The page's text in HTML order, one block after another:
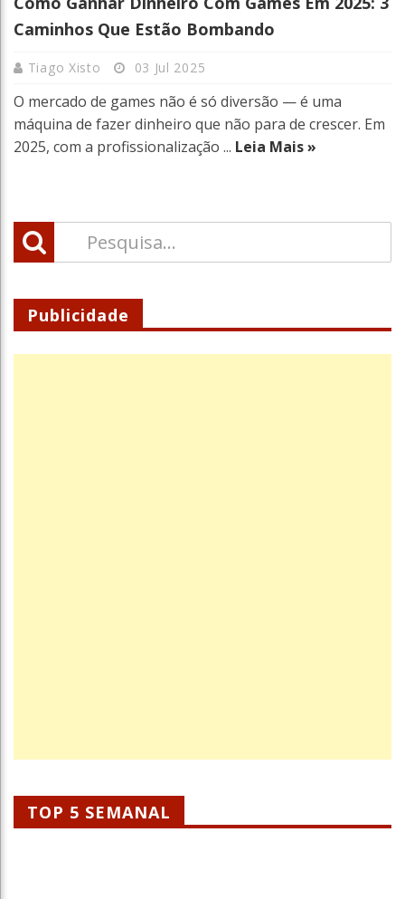
Caminhos Que Estão Bombando
Tiago Xisto 03 Jul 2025
O mercado de games não é só diversão — é uma
máquina de fazer dinheiro que não para de crescer. Em
2025, com a profissionalização ... Leia Mais »
Publicidade
TOP 5 SEMANAL